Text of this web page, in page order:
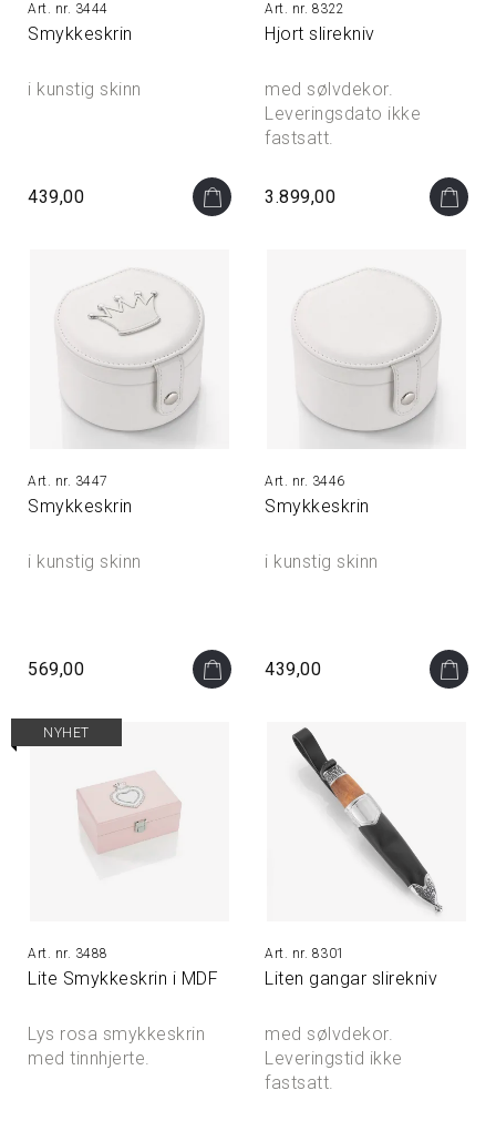
3444
Smykkeskrin
i kunstig skinn
439,00
8322
Hjort slirekniv
med sølvdekor.
Leveringsdato ikke
fastsatt.
3.899,00
3447
Smykkeskrin
i kunstig skinn
569,00
3446
Smykkeskrin
i kunstig skinn
439,00
NYHET
3488
Lite Smykkeskrin i MDF
Lys rosa smykkeskrin
med tinnhjerte.
8301
Liten gangar slirekniv
med sølvdekor.
Leveringstid ikke
fastsatt.